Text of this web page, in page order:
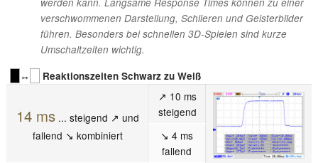
verschwommenen Darstellung, Schlieren und Geisterbilder
führen. Besonders bei schnellen 3D-Spielen sind kurze
Umschaltzeiten wichtig.
↔
Reaktionszeiten Schwarz zu Weiß
14 ms... steigend ↗ und
fallend ↘ kombiniert
↗ 10 ms
steigend
↘ 4 ms
fallend